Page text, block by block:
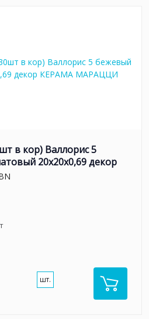
в кор) Валлорис 5
20x20x0,69 декор
шт.